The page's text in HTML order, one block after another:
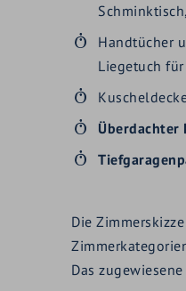
Handtücher
Liegetuch für
Überdachter
Die
Das